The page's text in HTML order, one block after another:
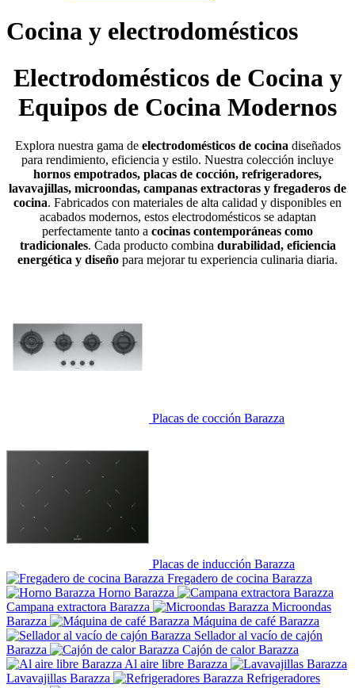
Cocina y electrodomésticos
Electrodomésticos de Cocina y
Equipos de Cocina Modernos
Explora nuestra gama de electrodomésticos de cocina diseñados
para rendimiento, eficiencia y estilo. Nuestra colección incluye
hornos empotrados, placas de cocción, refrigeradores,
lavavajillas, microondas, campanas extractoras y fregaderos de
cocina. Fabricados con materiales de alta calidad y disponibles en
acabados modernos, estos electrodomésticos se adaptan
perfectamente tanto a cocinas contemporáneas como
tradicionales. Cada producto combina durabilidad, eficiencia
energética y diseño para mejorar tu experiencia culinaria diaria.
Placas de cocción Barazza
Placas de inducción Barazza
Fregadero de cocina Barazza
Horno Barazza
Campana extractora Barazza
Microondas
Barazza
Máquina de café Barazza
Sellador al vacío de cajón
Barazza
Cajón de calor Barazza
Al aire libre Barazza
Lavavajillas Barazza
Refrigeradores